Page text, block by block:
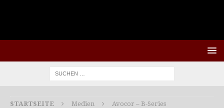
STARTSEITE Medien Avocor – B-Series